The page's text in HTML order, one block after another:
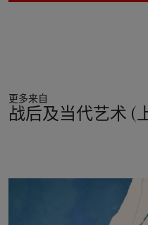
更多来自
战后及当代艺术 (